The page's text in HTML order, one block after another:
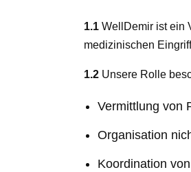
1.1 WellDemir ist ein
medizinischen
1.2 Unsere Rolle
Vermittlung von
Organisation
Koordination